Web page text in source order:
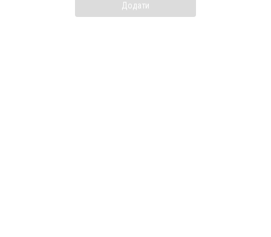
Додати